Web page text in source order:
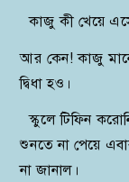
কাজু কী খেয়ে
আর কেন! কাজু
দ্বিধা হও।
স্কুলে টিফিন
শুনতে না পেয়ে
না জানাল।